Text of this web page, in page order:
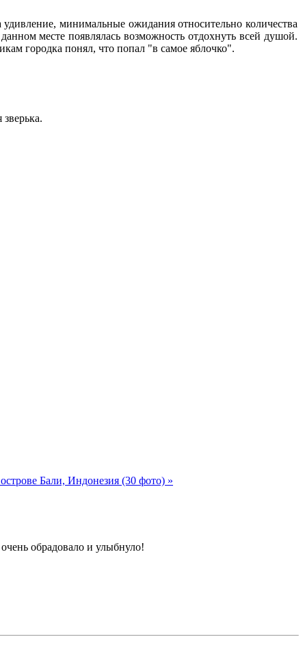
минимальные ожидания относительно количества
месте появлялась возможность отдохнуть всей душой.
городка понял, что попал "в самое яблочко".
Бали, Индонезия (30 фото) »
обрадовало и улыбнуло!